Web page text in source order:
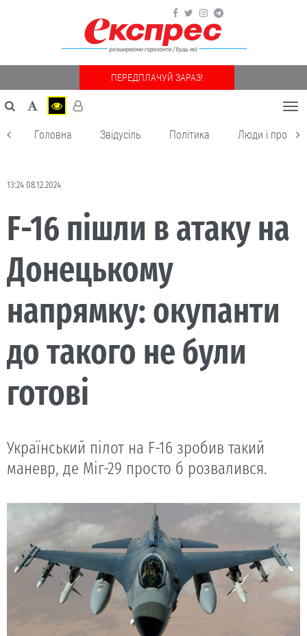
ПЕРЕДПЛАЧУЙ ЗАРАЗ!
Головна Звідусіль Політика Люди і
13:24 08.12.2024
F-16 пішли в атаку на
Донецькому
напрямку: окупанти
до такого не були
готові
Український пілот на F-16 зробив такий
маневр, де Міг-29 просто б розвалився.